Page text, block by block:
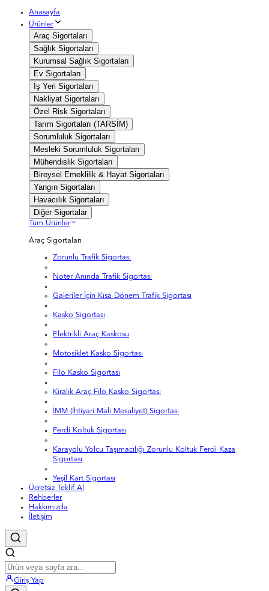
Anasayfa
Ürünler
Araç Sigortaları
Sağlık Sigortaları
Kurumsal Sağlık Sigortaları
Ev Sigortaları
İş Yeri Sigortaları
Nakliyat Sigortaları
Özel Risk Sigortaları
Tarım Sigortaları (TARSİM)
Sorumluluk Sigortaları
Mesleki Sorumluluk Sigortaları
Mühendislik Sigortaları
Bireysel Emeklilik & Hayat Sigortaları
Yangın Sigortaları
Havacılık Sigortaları
Diğer Sigortalar
Tüm Ürünler
Araç Sigortaları
Zorunlu Trafik Sigortası
Noter Anında Trafik Sigortası
Galeriler İçin Kısa Dönem Trafik Sigortası
Kasko Sigortası
Elektrikli Araç Kaskosu
Motosiklet Kasko Sigortası
Filo Kasko Sigortası
Kiralık Araç Filo Kasko Sigortası
İMM (İhtiyari Mali Mesuliyet) Sigortası
Ferdi Koltuk Sigortası
Karayolu Yolcu Taşımacılığı Zorunlu Koltuk Ferdi Kaza
Sigortası
Yeşil Kart Sigortası
Ücretsiz Teklif Al
Rehberler
Hakkımızda
İletişim
Giriş Yap